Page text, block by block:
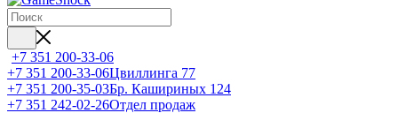
+7 351 200-33-06
+7 351 200-33-06Цвиллинга 77
+7 351 200-35-03Бр. Кашириных 124
+7 351 242-02-26Отдел продаж